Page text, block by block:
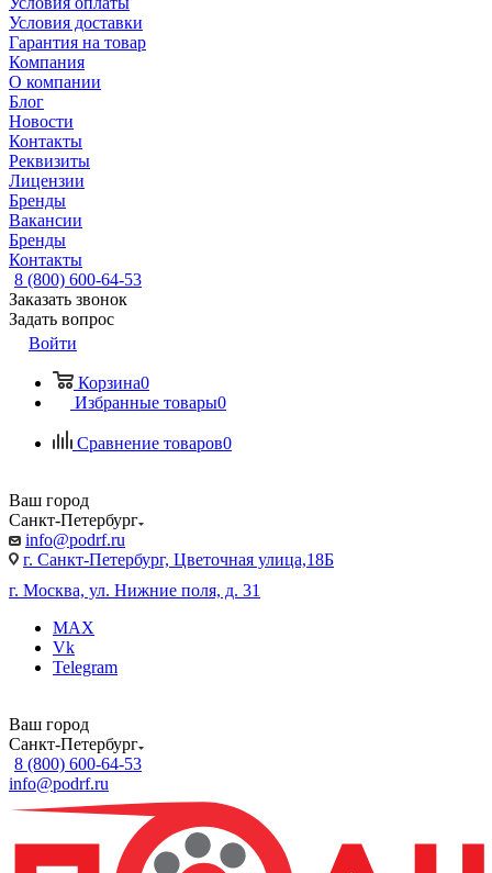
Условия доставки
Гарантия на товар
Компания
О компании
Блог
Новости
Контакты
Реквизиты
Лицензии
Бренды
Вакансии
Бренды
Контакты
8 (800) 600-64-53
Заказать звонок
Задать вопрос
Войти
Корзина0
Избранные товары0
Сравнение товаров0
Ваш город
Санкт-Петербург
info@podrf.ru
г. Санкт-Петербург, Цветочная улица,18Б
г. Москва, ул. Нижние поля, д. 31
MAX
Vk
Telegram
Ваш город
Санкт-Петербург
8 (800) 600-64-53
info@podrf.ru